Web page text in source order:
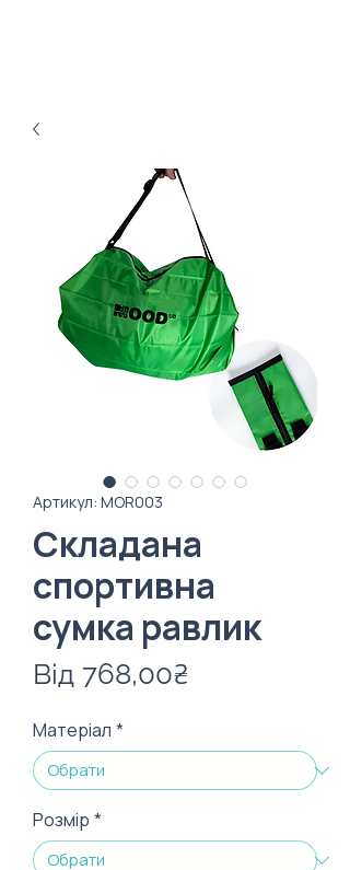
Артикул: MOR003
Складана
спортивна
сумка равлик
Від 768,00₴
Матеріал *
Розмір *